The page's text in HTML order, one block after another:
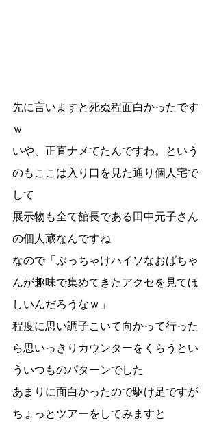
先に言いますと死ぬ程面白かったです
ｗ
いや、正直ナメてたんですわ。という
のもここは入り口を見た通り個人宅で
して
展示物も全て館長である田中元子さん
の個人蔵なんですね
なので「ぶっちゃけハイソなおばちゃ
んが趣味で集めてきたアクセを見てほ
しいんだろうなｗ」
程度に思い調子こいて向かって行った
ら思いっきりカウンターをくらうとい
ういつものパターンでした
あまりに面白かったので駆け足ですが
ちょっとツアーをしてみますと